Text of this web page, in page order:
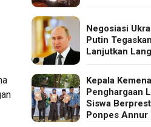
Negosiasi
Putin
Lanjutkan
Kepala
Penghargaan
Siswa
Ponpes Annur